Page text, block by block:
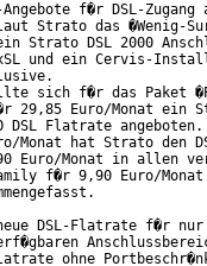
f�r DSL-Zugang
Strato das �Wenig-
Strato DSL 2000
und ein Cervis-
sich f�r das Paket
29,85 Euro/Monat ein
DSL Flatrate angeboten.
Monat hat Strato den
Euro/Monat in allen
f�r 9,90 Euro/
DSL-Flatrate f�r nur
ohne